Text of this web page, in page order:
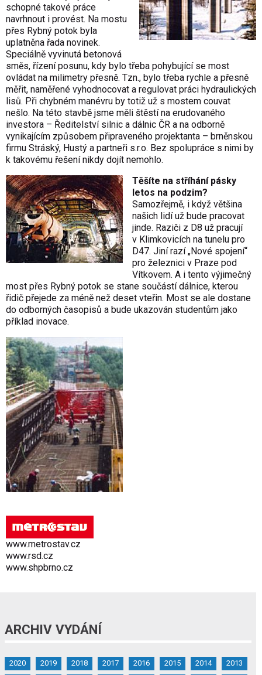
schopné takové práce
navrhnout i provést. Na mostu
přes Rybný potok byla
uplatněna řada novinek.
Speciálně vyvinutá betonová
směs, řízení posunu, kdy bylo třeba pohybující se most
ovládat na milimetry přesně. Tzn., bylo třeba rychle a přesně
měřit, naměřené vyhodnocovat a regulovat práci hydraulických
lisů. Při chybném manévru by totiž už s mostem couvat
nešlo. Na této stavbě jsme měli štěstí na erudovaného
investora – Ředitelství silnic a dálnic ČR a na odborně
vynikajícím způsobem připraveného projektanta – brněnskou
firmu Stráský, Hustý a partneři s.r.o. Bez spolupráce s nimi by
k takovému řešení nikdy dojít nemohlo.
Těšíte na stříhání pásky
letos na podzim?
Samozřejmě, i když většina
našich lidí už bude pracovat
jinde. Raziči z D8 už pracují
v Klimkovicích na tunelu pro
D47. Jiní razí „Nové spojení“
pro železnici v Praze pod
Vítkovem. A i tento výjimečný
most přes Rybný potok se stane součástí dálnice, kterou
řidič přejede za méně než deset vteřin. Most se ale dostane
do odborných časopisů a bude ukazován studentům jako
příklad inovace.
www.metrostav.cz
www.rsd.cz
www.shpbrno.cz
ARCHIV VYDÁNÍ
2020 2019 2018 2017 2016 2015 2014
2013